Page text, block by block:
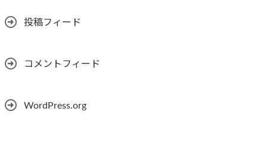
投稿フィード
コメントフィード
WordPress.org